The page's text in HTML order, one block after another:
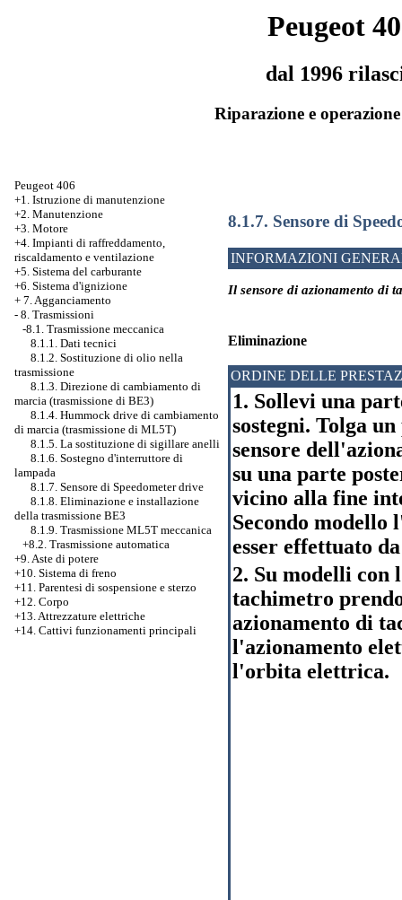
Peugeot
dal 1996
Riparazione e
Peugeot 406
+1. Istruzione di manutenzione
+2. Manutenzione
+3. Motore
+4. Impianti di raffreddamento,
riscaldamento e ventilazione
+5. Sistema del carburante
+6. Sistema d'ignizione
+ 7. Agganciamento
- 8. Trasmissioni
-8.1. Trasmissione meccanica
8.1.1. Dati tecnici
8.1.2. Sostituzione di olio nella
trasmissione
8.1.3. Direzione di cambiamento di
marcia (trasmissione di BE3)
8.1.4. Hummock drive di cambiamento
di marcia (trasmissione di ML5T)
8.1.5. La sostituzione di sigillare anelli
8.1.6. Sostegno d'interruttore di
lampada
8.1.7. Sensore di Speedometer drive
8.1.8. Eliminazione e installazione
della trasmissione BE3
8.1.9. Trasmissione ML5T meccanica
+8.2. Trasmissione automatica
+9. Aste di potere
+10. Sistema di freno
+11. Parentesi di sospensione e sterzo
+12. Corpo
+13. Attrezzature elettriche
+14. Cattivi funzionamenti principali
8.1.7. Sensore di
INFORMAZIONI
Il sensore di azionamento di
Eliminazione
ORDINE DELLE
1. Sollevi una
sostegni. Tolga
sensore
su una parte
vicino alla fine
Secondo modello
esser effettuato
2. Su modelli con
tachimetro
azionamento di
l'azionamento
l'orbita elettrica.